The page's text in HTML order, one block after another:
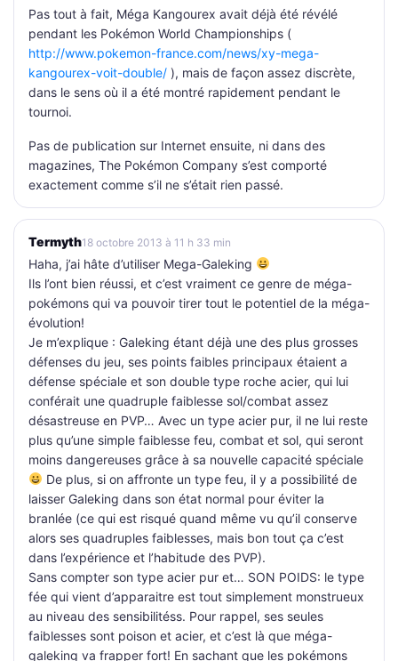
Pas tout à fait, Méga Kangourex avait déjà été révélé
pendant les Pokémon World Championships (
http://www.pokemon-france.com/news/xy-mega-
kangourex-voit-double/ ), mais de façon assez discrète,
dans le sens où il a été montré rapidement pendant le
tournoi.
Pas de publication sur Internet ensuite, ni dans des
magazines, The Pokémon Company s’est comporté
exactement comme s’il ne s’était rien passé.
Termyth18 octobre 2013 à 11 h 33 min
Haha, j’ai hâte d’utiliser Mega-Galeking
Ils l’ont bien réussi, et c’est vraiment ce genre de méga-
pokémons qui va pouvoir tirer tout le potentiel de la méga-
évolution!
Je m’explique : Galeking étant déjà une des plus grosses
défenses du jeu, ses points faibles principaux étaient a
défense spéciale et son double type roche acier, qui lui
conférait une quadruple faiblesse sol/combat assez
désastreuse en PVP… Avec un type acier pur, il ne lui reste
plus qu’une simple faiblesse feu, combat et sol, qui seront
moins dangereuses grâce à sa nouvelle capacité spéciale
De plus, si on affronte un type feu, il y a possibilité de
laisser Galeking dans son état normal pour éviter la
branlée (ce qui est risqué quand même vu qu’il conserve
alors ses quadruples faiblesses, mais bon tout ça c’est
dans l’expérience et l’habitude des PVP).
Sans compter son type acier pur et… SON POIDS: le type
fée qui vient d’apparaitre est tout simplement monstrueux
au niveau des sensibilitéss. Pour rappel, ses seules
faiblesses sont poison et acier, et c’est là que méga-
galeking va frapper fort! En sachant que les pokémons